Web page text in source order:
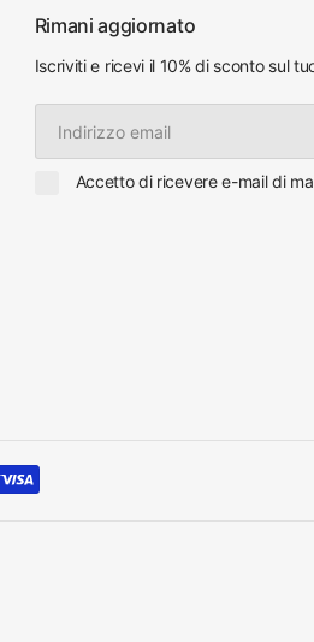
Rimani aggiornato
Iscriviti e ricevi il 10% di sconto sul
email
Accetto di ricevere e-mail di